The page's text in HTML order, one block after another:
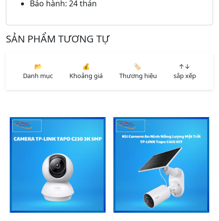
Bảo hành: 24 thán
SẢN PHẨM TƯƠNG TỰ
📂
Danh mục
💰
Khoảng giá
🏷️
Thương hiệu
↑↓
sắp xếp